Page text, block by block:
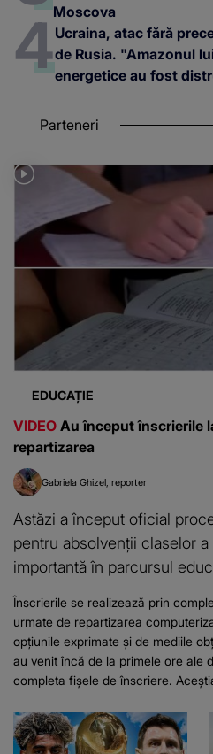
Moscova
Ucraina, atac fără
de Rusia. "Amazonul
energetice au fost
Parteneri
EDUCAȚIE
VIDEO Au început înscrierile
repartizarea
Gabriela Ghizel reporter
Astăzi a început oficial
pentru absolvenții claselor a
importantă în parcursul
Înscrierile se realizează prin
urmate de repartizarea
opțiunile exprimate și de mediile
au venit încă de la primele ore ale
completa fișele de înscriere.